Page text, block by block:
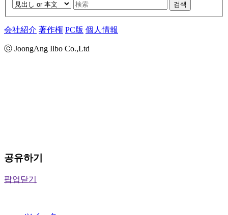
검색
会社紹介 著作権 PC版 個人情報
ⓒ JoongAng Ilbo Co.,Ltd
공유하기
팝업닫기